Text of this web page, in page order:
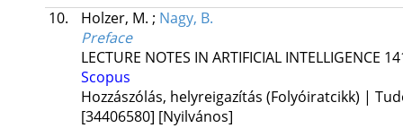
10.
Holzer, M. ; Nagy, B.
Preface
LECTURE NOTES IN ARTIFICIAL INTELLIGENCE
Scopus
Hozzászólás, helyreigazítás (Folyóiratcikk) |
[34406580] [Nyilvános]